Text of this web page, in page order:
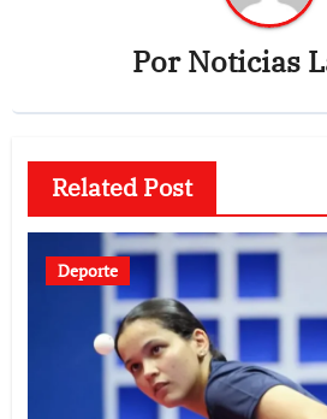
PorNoticias
Related Post
Deporte